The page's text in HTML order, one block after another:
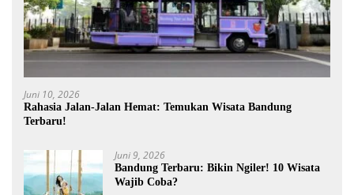
Juni 10, 2026
Rahasia Jalan-Jalan Hemat: Temukan Wisata Bandung
Terbaru!
Juni 9, 2026
Bandung Terbaru: Bikin Ngiler! 10 Wisata
Wajib Coba?